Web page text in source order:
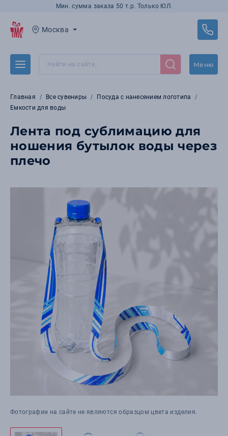
Мин. сумма заказа 50 т.р. Только ЮЛ.
Москва
Меню
Главная Все сувениры
Посуда с нанесением логотипа
Емкости для воды
Лента под сублимацию для
ношения бутылок воды через
плечо
Фотографии на сайте не являются образцом цвета изделия.